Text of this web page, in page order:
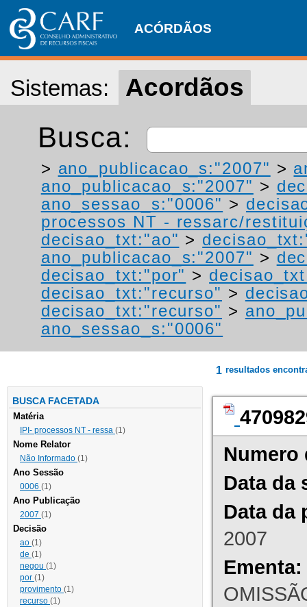
ACÓRDÃOS
Sistemas: Acordãos
Busca:
> ano_publicacao_s:"2007" >
ano_publicacao_s:"2007" >
ano_sessao_s:"0006" >
processos NT - ressarc/
decisao_txt:"ao" >
ano_publicacao_s:"2007" >
decisao_txt:"por" >
decisao_txt:"recurso" >
decisao_txt:"recurso" >
ano_sessao_s:"0006"
BUSCA FACETADA
Matéria
IPI- processos NT - ressa (1)
Nome Relator
Não Informado (1)
Ano Sessão
0006 (1)
Ano Publicação
2007 (1)
Decisão
ao (1)
de (1)
negou (1)
por (1)
provimento (1)
recurso (1)
1 resultados
Numero
Data da
Data da
2007
Ementa: